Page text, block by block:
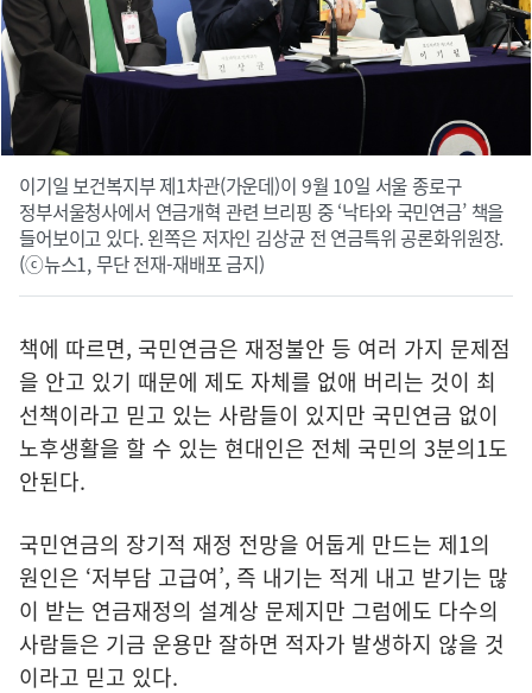
이기일 보건복지부 제1차관(가운데)이 9월 10일 서울 종로구
정부서울청사에서 연금개혁 관련 브리핑 중 ‘낙타와 국민연금’ 책을
들어보이고 있다. 왼쪽은 저자인 김상균 전 연금특위 공론화위원장.
(ⓒ뉴스1, 무단 전재-재배포 금지)
책에 따르면, 국민연금은 재정불안 등 여러 가지 문제점
을 안고 있기 때문에 제도 자체를 없애 버리는 것이 최
선책이라고 믿고 있는 사람들이 있지만 국민연금 없이
노후생활을 할 수 있는 현대인은 전체 국민의 3분의1도
안된다.
국민연금의 장기적 재정 전망을 어둡게 만드는 제1의
원인은 ‘저부담 고급여’, 즉 내기는 적게 내고 받기는 많
이 받는 연금재정의 설계상 문제지만 그럼에도 다수의
사람들은 기금 운용만 잘하면 적자가 발생하지 않을 것
이라고 믿고 있다.